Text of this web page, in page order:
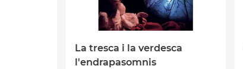
La tresca i la verdesca
l'endrapasomnis